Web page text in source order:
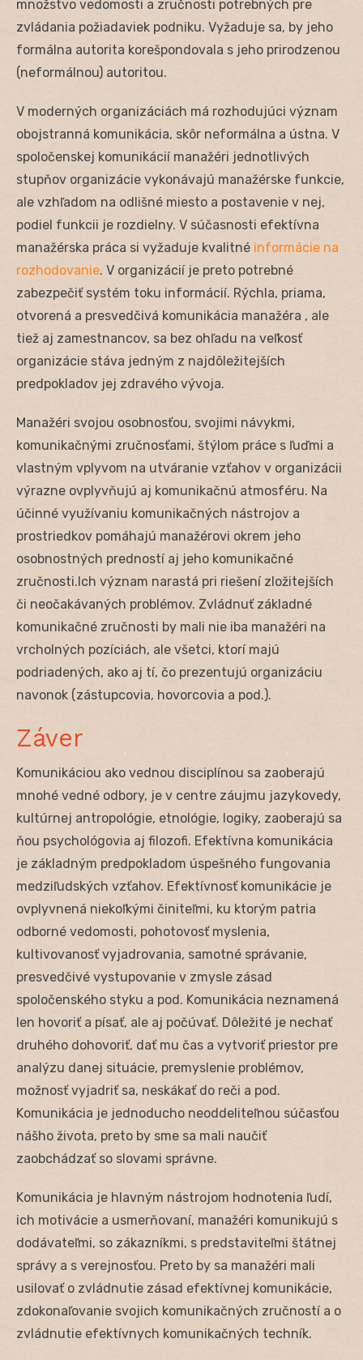
množstvo vedomosti a zručnosti potrebných pre
zvládania požiadaviek podniku. Vyžaduje sa, by jeho
formálna autorita korešpondovala s jeho prirodzenou
(neformálnou) autoritou.
V moderných organizáciách má rozhodujúci význam
obojstranná komunikácia, skôr neformálna a ústna. V
spoločenskej komunikácií manažéri jednotlivých
stupňov organizácie vykonávajú manažérske funkcie,
ale vzhľadom na odlišné miesto a postavenie v nej,
podiel funkcii je rozdielny. V súčasnosti efektívna
manažérska práca si vyžaduje kvalitné informácie na
rozhodovanie. V organizácií je preto potrebné
zabezpečiť systém toku informácií. Rýchla, priama,
otvorená a presvedčivá komunikácia manažéra , ale
tiež aj zamestnancov, sa bez ohľadu na veľkosť
organizácie stáva jedným z najdôležitejších
predpokladov jej zdravého vývoja.
Manažéri svojou osobnosťou, svojimi návykmi,
komunikačnými zručnosťami, štýlom práce s ľuďmi a
vlastným vplyvom na utváranie vzťahov v organizácii
výrazne ovplyvňujú aj komunikačnú atmosféru. Na
účinné využívaniu komunikačných nástrojov a
prostriedkov pomáhajú manažérovi okrem jeho
osobnostných predností aj jeho komunikačné
zručnosti.Ich význam narastá pri riešení zložitejších
či neočakávaných problémov. Zvládnuť základné
komunikačné zručnosti by mali nie iba manažéri na
vrcholných pozíciách, ale všetci, ktorí majú
podriadených, ako aj tí, čo prezentujú organizáciu
navonok (zástupcovia, hovorcovia a pod.).
Záver
Komunikáciou ako vednou disciplínou sa zaoberajú
mnohé vedné odbory, je v centre záujmu jazykovedy,
kultúrnej antropológie, etnológie, logiky, zaoberajú sa
ňou psychológovia aj filozofi. Efektívna komunikácia
je základným predpokladom úspešného fungovania
medziľudských vzťahov. Efektívnosť komunikácie je
ovplyvnená niekoľkými činiteľmi, ku ktorým patria
odborné vedomosti, pohotovosť myslenia,
kultivovanosť vyjadrovania, samotné správanie,
presvedčivé vystupovanie v zmysle zásad
spoločenského styku a pod. Komunikácia neznamená
len hovoriť a písať, ale aj počúvať. Dôležité je nechať
druhého dohovoriť, dať mu čas a vytvoriť priestor pre
analýzu danej situácie, premyslenie problémov,
možnosť vyjadriť sa, neskákať do reči a pod.
Komunikácia je jednoducho neoddeliteľnou súčasťou
nášho života, preto by sme sa mali naučiť
zaobchádzať so slovami správne.
Komunikácia je hlavným nástrojom hodnotenia ľudí,
ich motivácie a usmerňovaní, manažéri komunikujú s
dodávateľmi, so zákazníkmi, s predstaviteľmi štátnej
správy a s verejnosťou. Preto by sa manažéri mali
usilovať o zvládnutie zásad efektívnej komunikácie,
zdokonaľovanie svojich komunikačných zručností a o
zvládnutie efektívnych komunikačných techník.